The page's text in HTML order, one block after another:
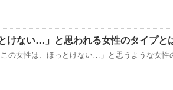
けない…」と思われる女性のタイプと
の女性は、ほっとけない…」と思うような女性